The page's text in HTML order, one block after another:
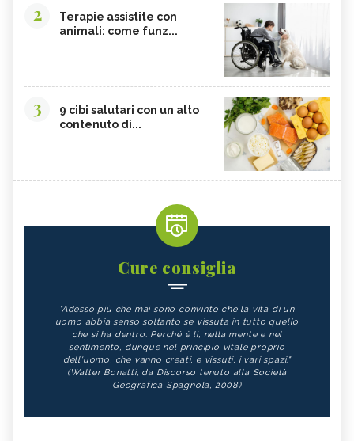
2
Terapie assistite con
animali: come funz...
3
9 cibi salutari con un alto
contenuto di...
Cure consiglia
"Adesso più che mai sono convinto che la vita di un
uomo abbia senso soltanto se vissuta in tutto quello
che si ha dentro. Perché è lì, nella mente e nel
sentimento, dunque nel principio vitale proprio
dell'uomo, che vanno creati, e vissuti, i vari spazi."
(Walter Bonatti, da Discorso tenuto alla Società
Geografica Spagnola, 2008)